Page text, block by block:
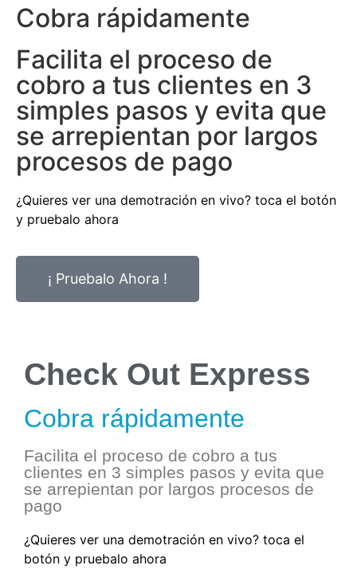
Cobra rápidamente
Facilita el proceso de
cobro a tus clientes en 3
simples pasos y evita que
se arrepientan por largos
procesos de pago
¿Quieres ver una demotración en vivo? toca el botón
y pruebalo ahora
¡ Pruebalo Ahora !
Check Out Express
Cobra rápidamente
Facilita el proceso de cobro a tus
clientes en 3 simples pasos y evita que
se arrepientan por largos procesos de
pago
¿Quieres ver una demotración en vivo? toca el
botón y pruebalo ahora